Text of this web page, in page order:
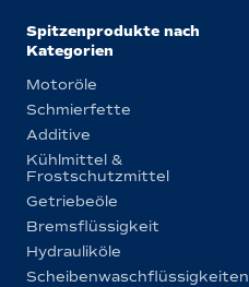
Spitzenprodukte nach
Kategorien
Motoröle
Schmierfette
Additive
Kühlmittel &
Frostschutzmittel
Getriebeöle
Bremsflüssigkeit
Hydrauliköle
Scheibenwaschflüssigkeiten